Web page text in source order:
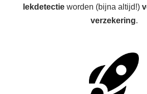
lekdetectie worden (bijna altijd!)
verzekering.